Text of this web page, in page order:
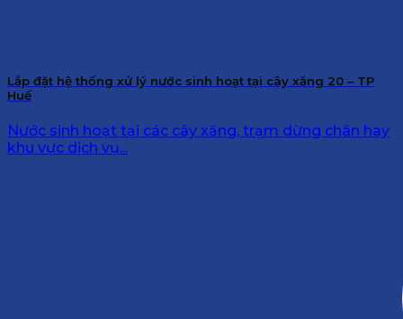
Lắp đặt hệ thống xử lý nước sinh hoạt tại cây xăng 20 – TP
Huế
Nước sinh hoạt tại các cây xăng, trạm dừng chân hay
khu vực dịch vụ...